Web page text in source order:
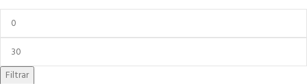
Filtrar